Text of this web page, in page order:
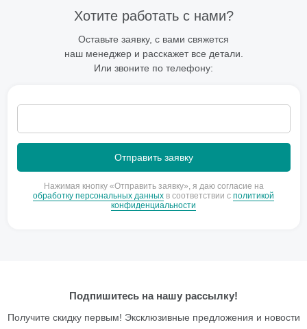
Хотите работать с нами?
Оставьте заявку, с вами свяжется
наш менеджер и расскажет все детали.
Или звоните по телефону:
Нажимая кнопку «Отправить заявку», я даю согласие на
обработку персональных данных в соответствии с политикой
конфиденциальности
Подпишитесь на нашу рассылку!
Получите скидку первым! Эксклюзивные предложения и новости